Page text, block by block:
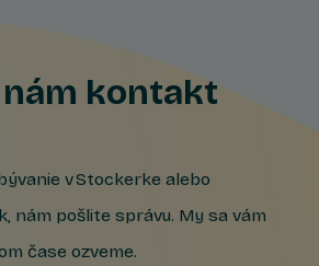
kontakt
v Stockerke alebo
nám pošlite správu. My sa vám
čase ozveme.